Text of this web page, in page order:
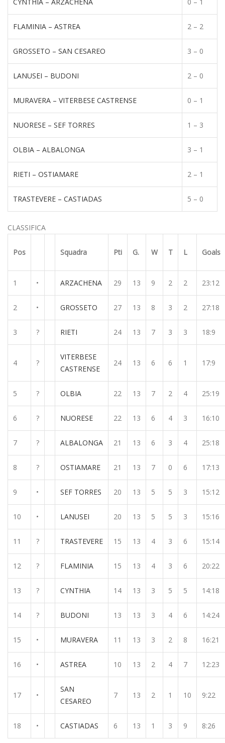
FLAMINIA – ASTREA 2 – 2
GROSSETO – SAN CESAREO 3 – 0
LANUSEI – BUDONI 2 – 0
MURAVERA – VITERBESE CASTRENSE 0 – 1
NUORESE – SEF TORRES 1 – 3
OLBIA – ALBALONGA 3 – 1
RIETI – OSTIAMARE 2 – 1
TRASTEVERE – CASTIADAS 5 – 0
CLASSIFICA
Pos Squadra Pti G. W T L Goals
1 • ARZACHENA 29 13 9 2 2 23:12
2 • GROSSETO 27 13 8 3 2 27:18
3 ? RIETI 24 13 7 3 3 18:9
4 ?
VITERBESE
CASTRENSE
24 13 6 6 1 17:9
5 ? OLBIA 22 13 7 2 4 25:19
6 ? NUORESE 22 13 6 4 3 16:10
7 ? ALBALONGA 21 13 6 3 4 25:18
8 ? OSTIAMARE 21 13 7 0 6 17:13
9 • SEF TORRES 20 13 5 5 3 15:12
10 • LANUSEI 20 13 5 5 3 15:16
11 ? TRASTEVERE 15 13 4 3 6 15:14
12 ? FLAMINIA 15 13 4 3 6 20:22
13 ? CYNTHIA 14 13 3 5 5 14:18
14 ? BUDONI 13 13 3 4 6 14:24
15 • MURAVERA 11 13 3 2 8 16:21
16 • ASTREA 10 13 2 4 7 12:23
17 •
SAN
CESAREO
7 13 2 1 10 9:22
18 • CASTIADAS 6 13 1 3 9 8:26